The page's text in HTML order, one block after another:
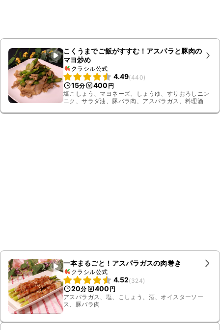
こくうまでご飯がすすむ！アスパラと豚肉の
マヨ炒め
クラシル公式
4.49(440)
15分 400 円
塩こしょう、マヨネーズ、しょうゆ、すりおろしニン
ニク、サラダ油、豚バラ肉、アスパラガス、料理酒
一本まるごと！アスパラガスの肉巻き
クラシル公式
4.52(324)
20分 400 円
アスパラガス、塩、こしょう、酒、オイスターソー
ス、豚バラ肉